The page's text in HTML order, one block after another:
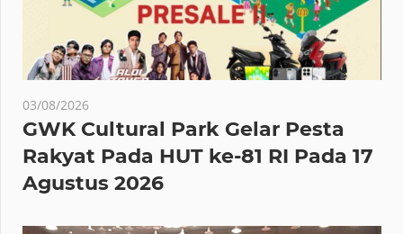
03/08/2026
GWK Cultural Park Gelar Pesta
Rakyat Pada HUT ke-81 RI Pada 17
Agustus 2026